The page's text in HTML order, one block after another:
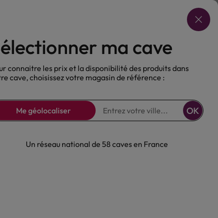
Choisir ma cave
Nos Bières Sans alcool
Club 3 ans
ma cave
connaitre les prix et la disponibilité des produits dans
cave, choisissez votre magasin de référence :
Me géolocaliser OK
Un réseau national de 58 caves en France